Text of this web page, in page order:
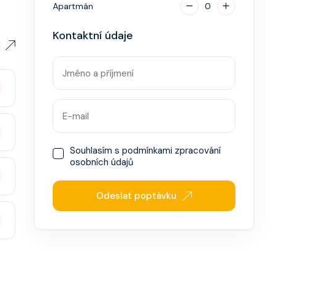
Apartmán 0
Kontaktní údaje
Souhlasím spodmínkami zpracování
osobních údajů
Odeslat poptávku